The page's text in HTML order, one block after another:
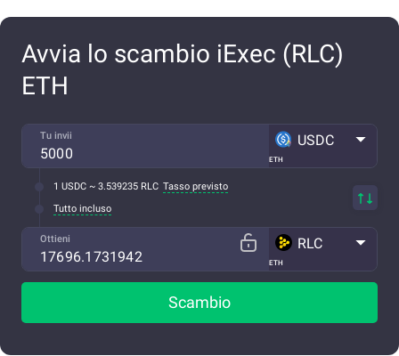
Avvia lo scambio iExec (RLC)
ETH
Tu invii
ETH
USDC
1 USDC ~ 3.539235 RLC Tasso previsto
Tutto incluso
Ottieni
ETH
RLC
Scambio